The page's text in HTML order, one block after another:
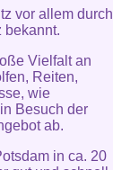
vor allem durch
bekannt.
Vielfalt an
Reiten,
wie
Besuch der
ab.
in ca. 20